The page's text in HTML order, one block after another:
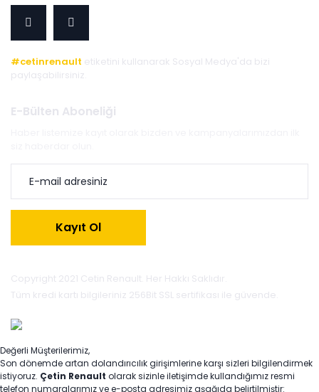
#cetinrenault etiketini kullanarak Sosyal Medya'da bizi
paylaşabilirsiniz.
E-Bülten Aboneliği
Kayıt Ol
Copyright 2021 Cetin Renault. Her Hakkı Saklıdır.
Tüm kredi kartı bilgileriniz 256Bit SSL sertifikası ile güvende.
Değerli Müşterilerimiz,
Son dönemde artan dolandırıcılık girişimlerine karşı sizleri bilgilendirmek
istiyoruz. Çetin Renault olarak sizinle iletişimde kullandığımız resmi
telefon numaralarımız ve e-posta adresimiz aşağıda belirtilmiştir: